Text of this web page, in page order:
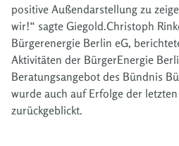
positive Außendarstellung zu
wir!“ sagte Giegold.Christoph
Bürgerenergie Berlin eG,
Aktivitäten der BürgerEnergie
Beratungsangebot des Bündnis
wurde auch auf Erfolge der letzten
zurückgeblickt.